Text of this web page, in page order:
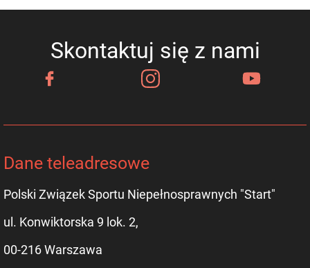
Skontaktuj się z nami
Dane teleadresowe
Polski Związek Sportu Niepełnosprawnych "Start"
ul. Konwiktorska 9 lok. 2,
00-216 Warszawa